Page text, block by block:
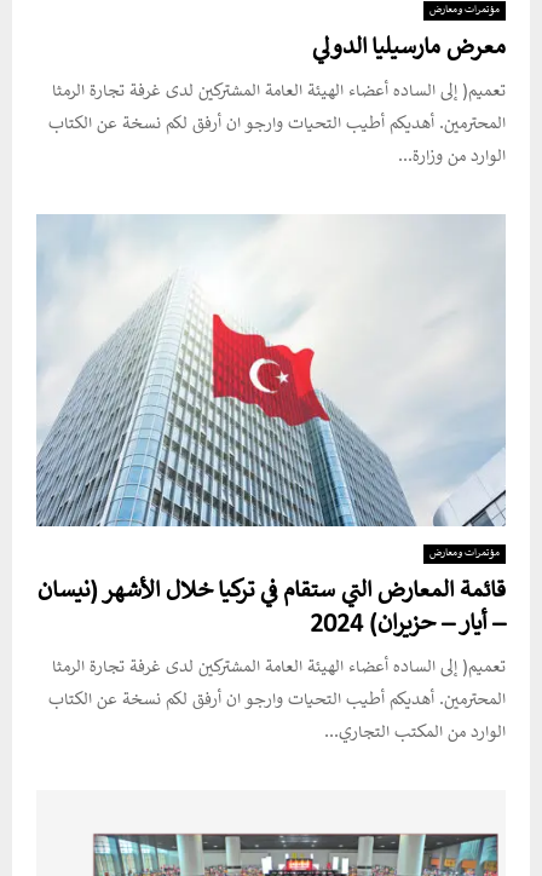
مؤتمرات ومعارض
معرض مارسيليا الدولي
تعميم( إلى الساده أعضاء الهيئة العامة المشتركين لدى غرفة تجارة الرمثا
المحترمين. أهديكم أطيب التحيات وارجو ان أرفق لكم نسخة عن الكتاب
الوارد من وزارة...
مؤتمرات ومعارض
قائمة المعارض التي ستقام في تركيا خلال الأشهر (نيسان
– أيار – حزيران) 2024
تعميم( إلى الساده أعضاء الهيئة العامة المشتركين لدى غرفة تجارة الرمثا
المحترمين. أهديكم أطيب التحيات وارجو ان أرفق لكم نسخة عن الكتاب
الوارد من المكتب التجاري...